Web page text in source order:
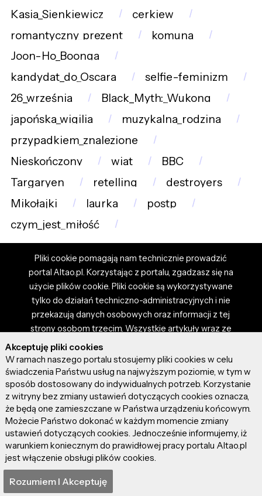
Kasia_Sienkiewicz
cerkiew
romantyczny_prezent
komuna
Joon-Ho_Boonga
kandydat_do_Oscara
selfie-feminizm
26_września
Black_Myth:_Wukong
japońska_wigilia
muzykalna_rodzina
przypadkiem_znalezione
Nieskończony
wiat
BBC
Targaryen
retelling
destroyers
Mikołajki
laurka
postp
czym_jest_miłość
Pliki cookie pomagają nam technicznie prowadzić
portal Altao.pl. Korzystając z portalu, zgadzasz się na
użycie plików cookie. Pliki cookie są wykorzystywane
tylko do działań techniczno-administracyjnych i nie
przekazują danych osobowych oraz informacji z tej
strony osobom trzecim. Wszystkie artykuły wraz ze
zdjęciami i materiałami dostępnymi na portalu są
własnością użytkowników. Administrator i właściciel
portalu nie ponosi odpowiedzialności za tresci
prezentowane przez autorów artykułów. Dodając
artykuł, zgadzasz się z regulaminem portalu oraz
ponosisz odpowiedzialność za wszystkie materiały
umieszczone przez Ciebie na stronie altao.pl.
Szczegóły dostępne w regulaminie portalu.
© 2026 altao.pl. Wszystkie prawa zastrzeżone.
Akceptuję pliki cookies
W ramach naszego portalu stosujemy pliki cookies w celu
świadczenia Państwu usług na najwyższym poziomie, w tym w
sposób dostosowany do indywidualnych potrzeb. Korzystanie
z witryny bez zmiany ustawień dotyczących cookies oznacza,
że będą one zamieszczane w Państwa urządzeniu końcowym.
Możecie Państwo dokonać w każdym momencie zmiany
ustawień dotyczących cookies. Jednocześnie informujemy, iż
warunkiem koniecznym do prawidłowej pracy portalu Altao.pl
jest włączenie obsługi plików cookies.
Rozumiem I Akceptuję